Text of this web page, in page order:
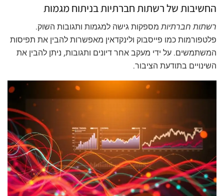
החשיבות של רשתות חברתיות בניתוח מגמות
רשתות חברתיותמספקות גישה למגמות ותגובות השוק.
פלטפורמות כמו פייסבוק ולינקדאין מאפשרות להבין את תפיסות
המשתמשים. על ידי מעקב אחר דיונים ותגובות, ניתן להבין את
השינויים בתודעת הציבור.